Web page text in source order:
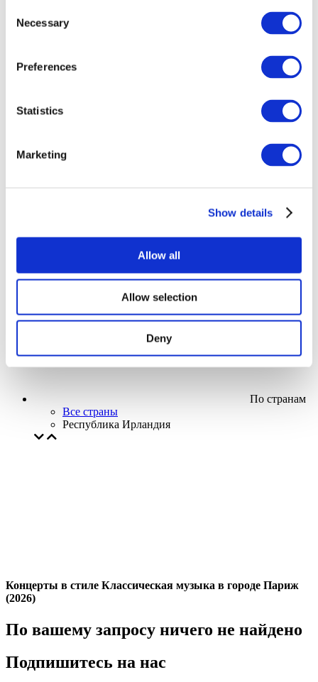
Selection
Necessary
Preferences
Statistics
Marketing
Show details
Allow all
Allow selection
Deny
Без поджанра
Применить
По странам
Все страны
Республика Ирландия
Концерты в стиле Классическая музыка в городе Париж
(2026)
По вашему запросу ничего не найдено
Подпишитесь на нас